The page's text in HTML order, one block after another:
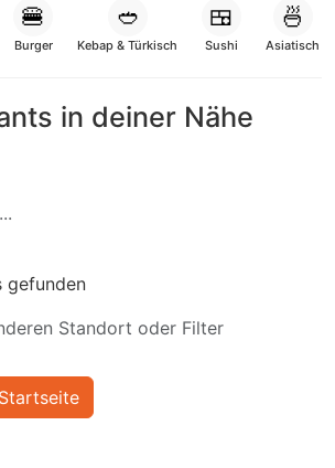
🍔
Burger
🥙
Kebap & Türkisch
🍱
Sushi
🍜
Asiatisch
in deiner Nähe
gefunden
Standort oder Filter